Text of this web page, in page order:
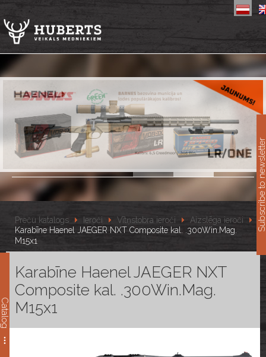
Catalog
Preču katalogs Ieroči Vītņstobra ieroči
Aizslēga ieroči
Karabīne Haenel JAEGER NXT Composite kal. .300Win.Mag.
M15x1
Karabīne Haenel JAEGER NXT
Composite kal. .300Win.Mag.
M15x1
Subscribe